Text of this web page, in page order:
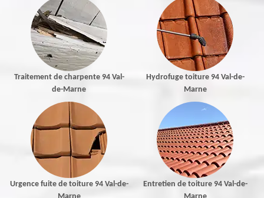
Traitement de charpente 94 Val-
de-Marne
Hydrofuge toiture 94 Val-de-
Marne
Urgence fuite de toiture 94 Val-de-
Entretien de toiture 94 Val-de-